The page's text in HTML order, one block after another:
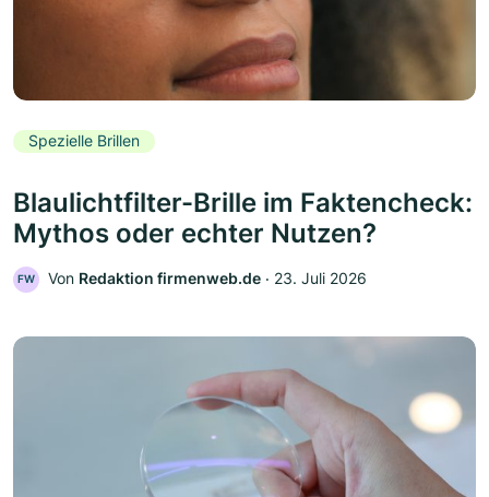
Spezielle Brillen
Blaulichtfilter-Brille im Faktencheck:
Mythos oder echter Nutzen?
FW Von Redaktion firmenweb.de ‧ 23. Juli 2026